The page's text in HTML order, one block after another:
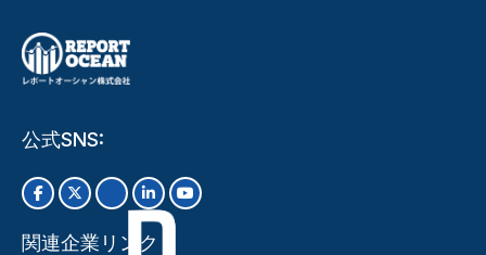
公式SNS:
関連企業リンク